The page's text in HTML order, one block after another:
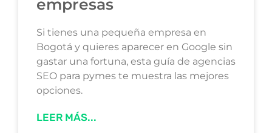
empresas
Si tienes una pequeña empresa en
Bogotá y quieres aparecer en Google sin
gastar una fortuna, esta guía de agencias
SEO para pymes te muestra las mejores
opciones.
LEER MÁS...